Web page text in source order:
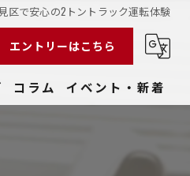
区で安心の2トントラック運転体験
エントリーはこちら
コラム イベント・新着